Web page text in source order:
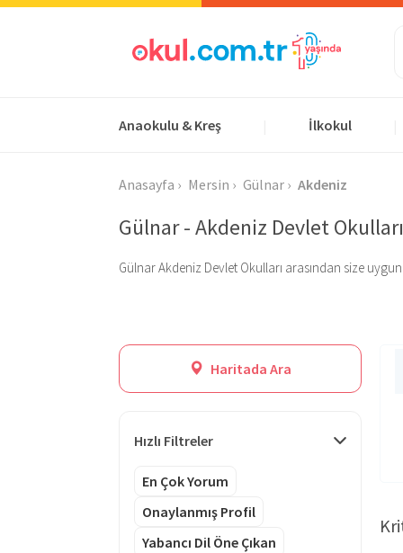
Anaokulu & Kreş İlkokul
Anasayfa Mersin Gülnar Akdeniz
Gülnar - Akdeniz Devlet Okulları
Gülnar Akdeniz Devlet Okulları arasından size
Haritada Ara
Hızlı Filtreler
En Çok Yorum
Onaylanmış Profil
Yabancı Dil Öne Çıkan